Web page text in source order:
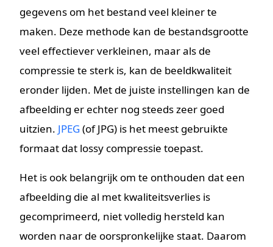
gegevens om het bestand veel kleiner te
maken. Deze methode kan de bestandsgrootte
veel effectiever verkleinen, maar als de
compressie te sterk is, kan de beeldkwaliteit
eronder lijden. Met de juiste instellingen kan de
afbeelding er echter nog steeds zeer goed
uitzien. JPEG(of JPG) is het meest gebruikte
formaat dat lossy compressie toepast.
Het is ook belangrijk om te onthouden dat een
afbeelding die al met kwaliteitsverlies is
gecomprimeerd, niet volledig hersteld kan
worden naar de oorspronkelijke staat. Daarom